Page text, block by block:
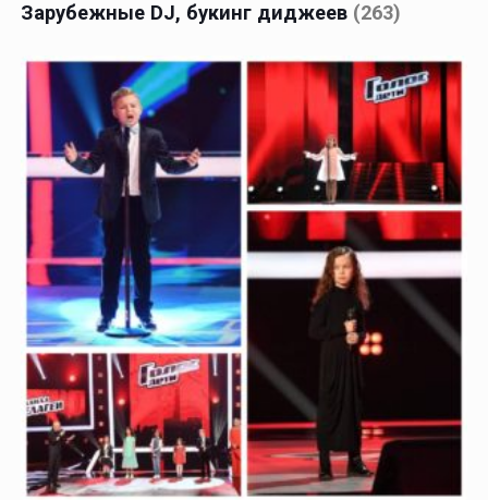
Зарубежные DJ, букинг диджеев (263)